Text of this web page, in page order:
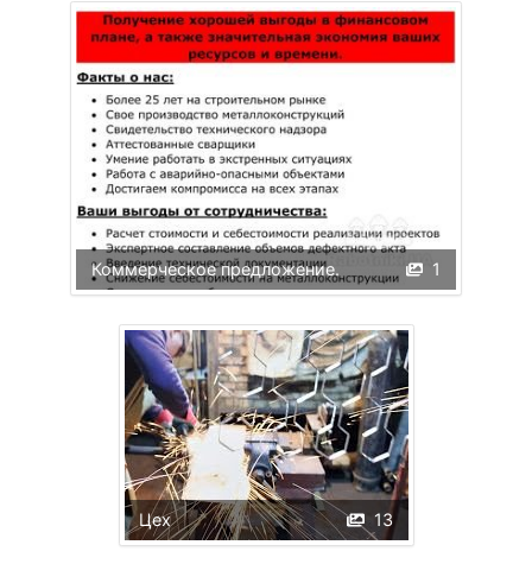
1
Коммерческое предложение.
13
Цех